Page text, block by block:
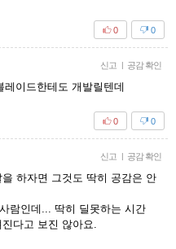
0
0
신고 | 공감 확인
이드한테도 개발릴텐데
0
0
신고 | 공감 확인
하자면 그것도 딱히 공감은 안
람인데... 딱히 딜못하는 시간
다고 보진 않아요.